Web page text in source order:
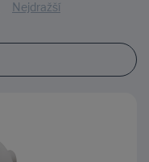
Nejdražší